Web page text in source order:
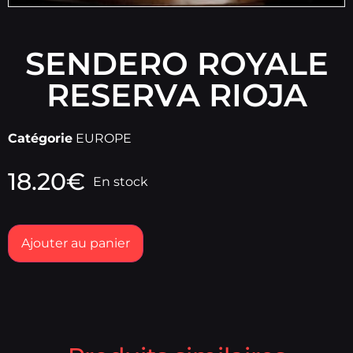
SENDERO ROYALE
RESERVA RIOJA
Catégorie EUROPE
18.20€ En stock
Ajouter au panier